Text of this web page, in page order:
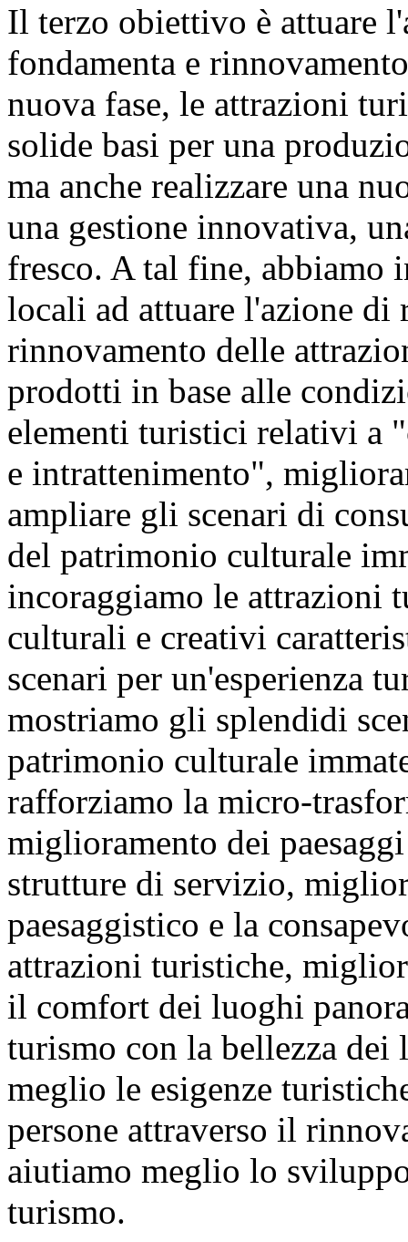
Il terzo obiettivo è attuare
fondamenta e
nuova fase, le attrazioni
solide basi per una
ma anche realizzare una
una gestione innovativa,
fresco. A tal fine, abbiamo
locali ad attuare l'azione di
rinnovamento delle
prodotti in base alle
elementi turistici relativi a
e intrattenimento",
ampliare gli scenari di
del patrimonio culturale
incoraggiamo le attrazioni
culturali e creativi
scenari per un'esperienza
mostriamo gli splendidi
patrimonio culturale
rafforziamo la micro-
miglioramento dei
strutture di servizio,
paesaggistico e la
attrazioni turistiche,
il comfort dei luoghi
turismo con la bellezza
meglio le esigenze
persone attraverso il
aiutiamo meglio lo
turismo.